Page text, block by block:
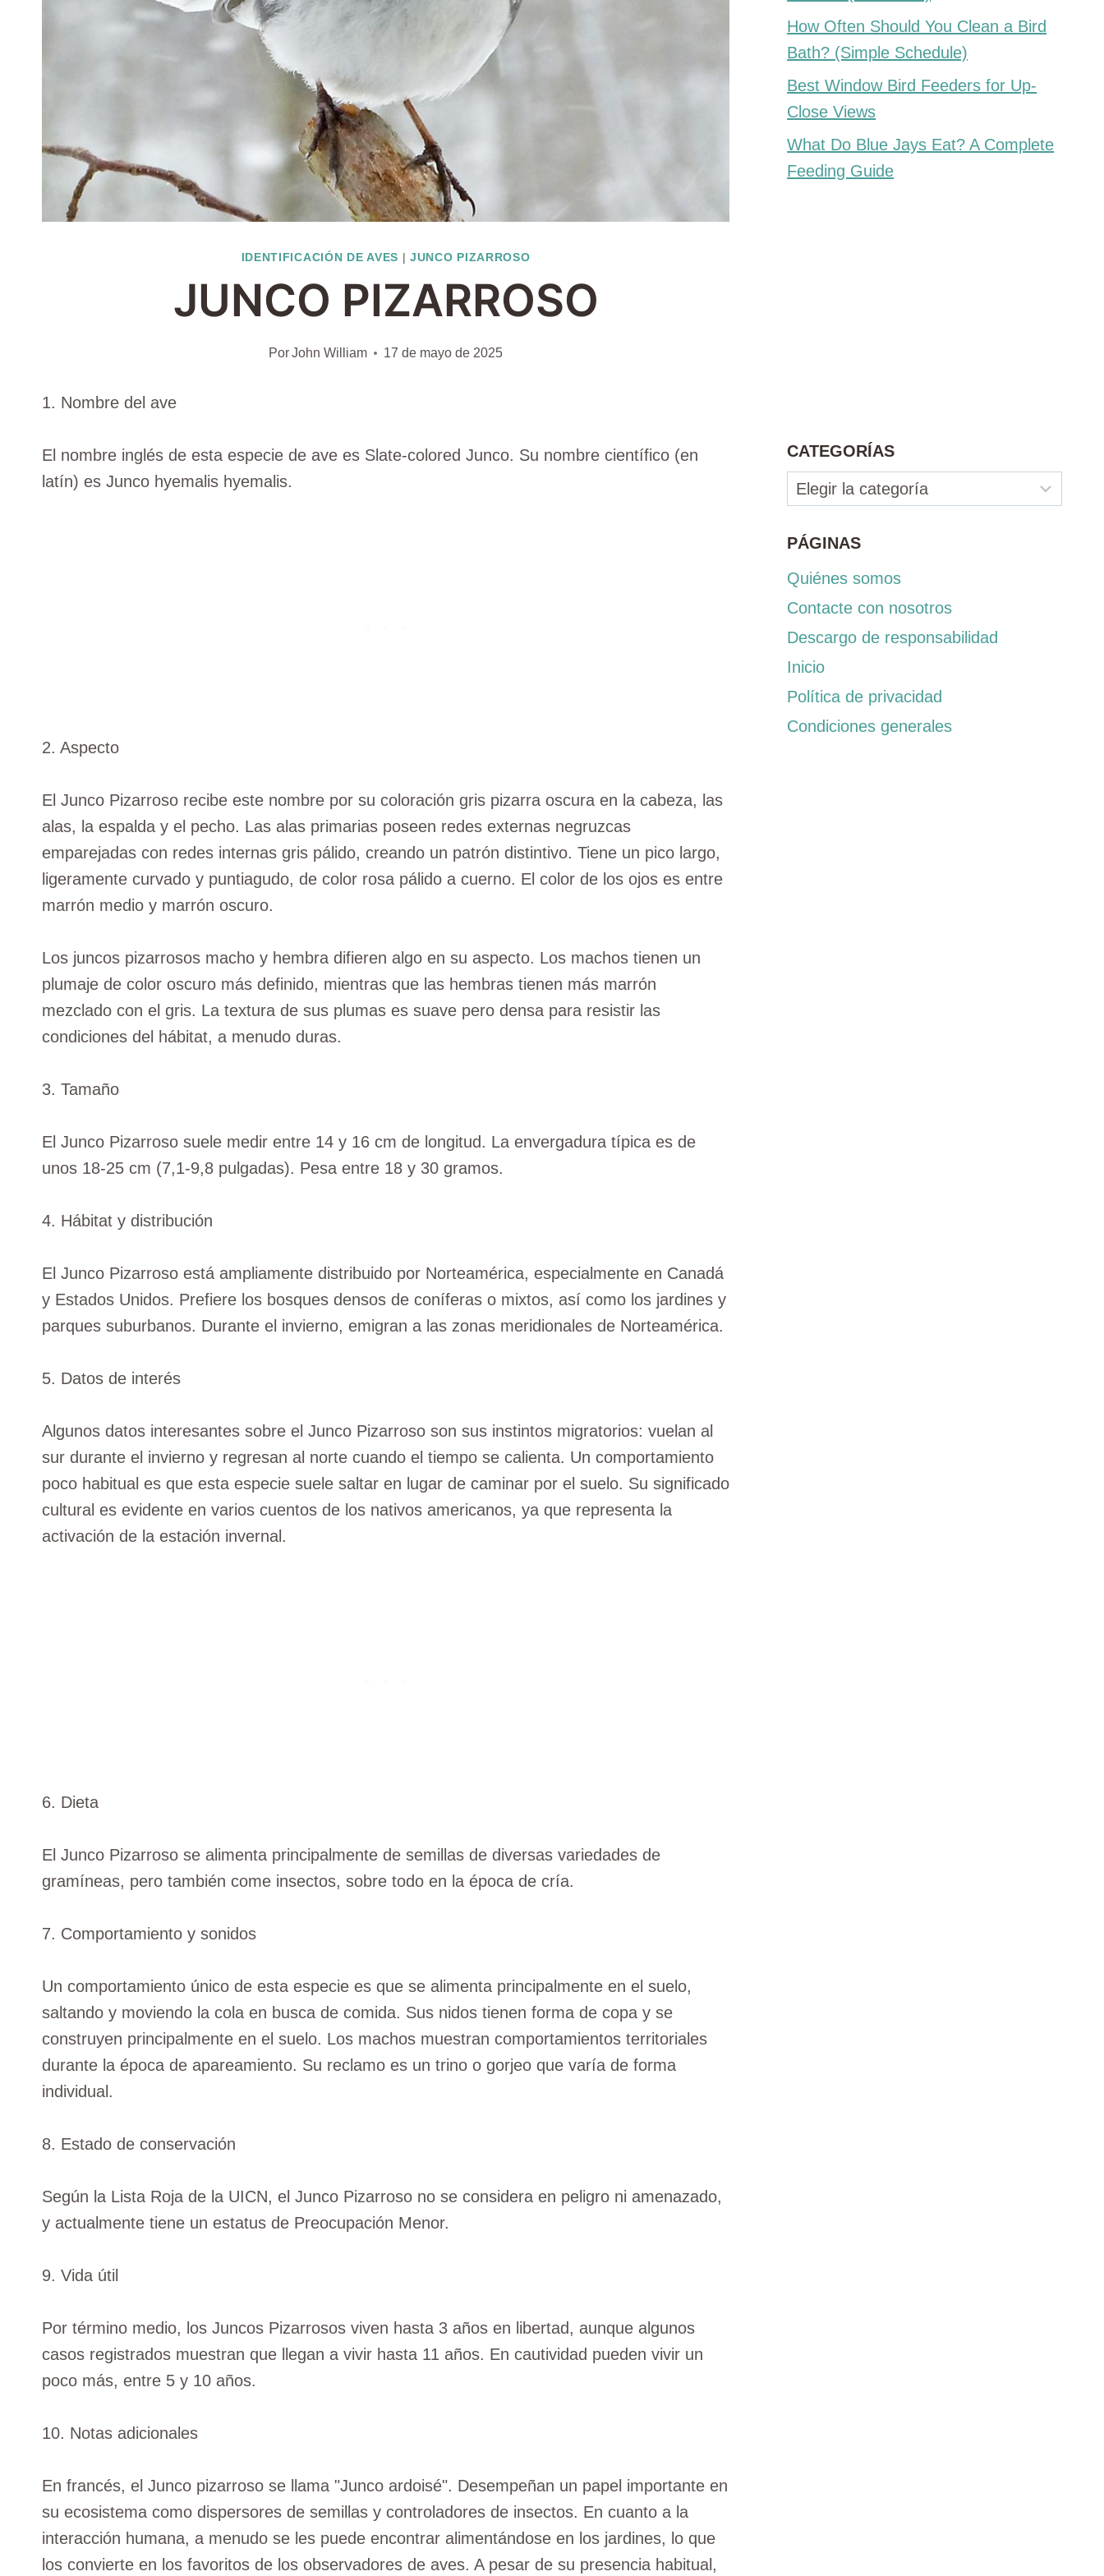
IDENTIFICACIÓN DE AVES |JUNCO PIZARROSO
JUNCO PIZARROSO
PorJohn William 17 de mayo de 2025
1. Nombre del ave
El nombre inglés de esta especie de ave es Slate-colored Junco. Su nombre científico (en
latín) es Junco hyemalis hyemalis.
2. Aspecto
El Junco Pizarroso recibe este nombre por su coloración gris pizarra oscura en la cabeza, las
alas, la espalda y el pecho. Las alas primarias poseen redes externas negruzcas
emparejadas con redes internas gris pálido, creando un patrón distintivo. Tiene un pico largo,
ligeramente curvado y puntiagudo, de color rosa pálido a cuerno. El color de los ojos es entre
marrón medio y marrón oscuro.
Los juncos pizarrosos macho y hembra difieren algo en su aspecto. Los machos tienen un
plumaje de color oscuro más definido, mientras que las hembras tienen más marrón
mezclado con el gris. La textura de sus plumas es suave pero densa para resistir las
condiciones del hábitat, a menudo duras.
3. Tamaño
El Junco Pizarroso suele medir entre 14 y 16 cm de longitud. La envergadura típica es de
unos 18-25 cm (7,1-9,8 pulgadas). Pesa entre 18 y 30 gramos.
4. Hábitat y distribución
El Junco Pizarroso está ampliamente distribuido por Norteamérica, especialmente en Canadá
y Estados Unidos. Prefiere los bosques densos de coníferas o mixtos, así como los jardines y
parques suburbanos. Durante el invierno, emigran a las zonas meridionales de Norteamérica.
5. Datos de interés
Algunos datos interesantes sobre el Junco Pizarroso son sus instintos migratorios: vuelan al
sur durante el invierno y regresan al norte cuando el tiempo se calienta. Un comportamiento
poco habitual es que esta especie suele saltar en lugar de caminar por el suelo. Su significado
cultural es evidente en varios cuentos de los nativos americanos, ya que representa la
activación de la estación invernal.
6. Dieta
El Junco Pizarroso se alimenta principalmente de semillas de diversas variedades de
gramíneas, pero también come insectos, sobre todo en la época de cría.
7. Comportamiento y sonidos
Un comportamiento único de esta especie es que se alimenta principalmente en el suelo,
saltando y moviendo la cola en busca de comida. Sus nidos tienen forma de copa y se
construyen principalmente en el suelo. Los machos muestran comportamientos territoriales
durante la época de apareamiento. Su reclamo es un trino o gorjeo que varía de forma
individual.
8. Estado de conservación
Según la Lista Roja de la UICN, el Junco Pizarroso no se considera en peligro ni amenazado,
y actualmente tiene un estatus de Preocupación Menor.
9. Vida útil
Por término medio, los Juncos Pizarrosos viven hasta 3 años en libertad, aunque algunos
casos registrados muestran que llegan a vivir hasta 11 años. En cautividad pueden vivir un
poco más, entre 5 y 10 años.
10. Notas adicionales
En francés, el Junco pizarroso se llama "Junco ardoisé". Desempeñan un papel importante en
su ecosistema como dispersores de semillas y controladores de insectos. En cuanto a la
interacción humana, a menudo se les puede encontrar alimentándose en los jardines, lo que
los convierte en los favoritos de los observadores de aves. A pesar de su presencia habitual,
How Often Should You Clean a Bird
Bath? (Simple Schedule)
Best Window Bird Feeders for Up-
Close Views
What Do Blue Jays Eat? A Complete
Feeding Guide
CATEGORÍAS
Categorías
PÁGINAS
Quiénes somos
Contacte con nosotros
Descargo de responsabilidad
Inicio
Política de privacidad
Condiciones generales